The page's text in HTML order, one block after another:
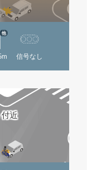
他
信号なし
近